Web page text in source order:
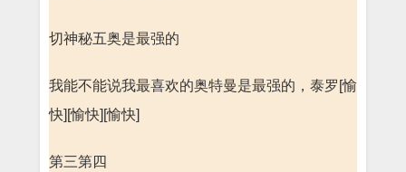
切神秘五奥是最强的
我能不能说我最喜欢的奥特曼是最强的，泰罗[愉
快][愉快][愉快]
第三第四